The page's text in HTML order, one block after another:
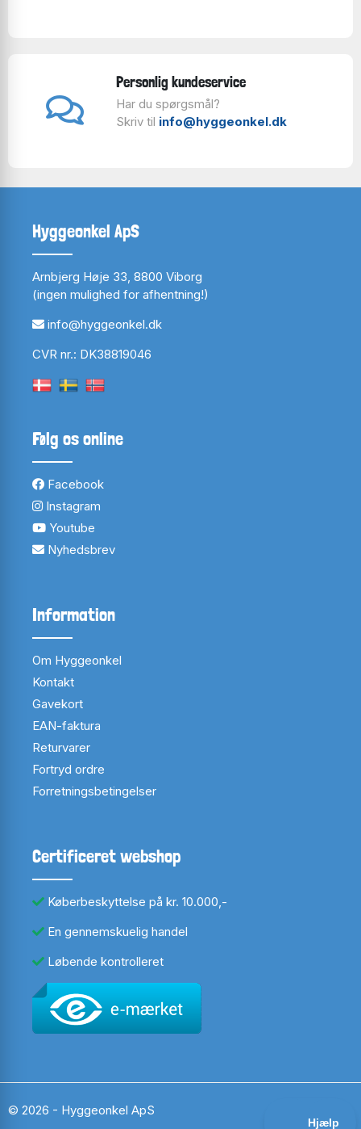
Personlig kundeservice
Har du spørgsmål?
Skriv til info@hyggeonkel.dk
Hyggeonkel ApS
Arnbjerg Høje 33, 8800 Viborg
(ingen mulighed for afhentning!)
info@hyggeonkel.dk
CVR nr.: DK38819046
Følg os online
Facebook
Instagram
Youtube
Nyhedsbrev
Information
Om Hyggeonkel
Kontakt
Gavekort
EAN-faktura
Returvarer
Fortryd ordre
Forretningsbetingelser
Certificeret webshop
Køberbeskyttelse på kr. 10.000,-
En gennemskuelig handel
Løbende kontrolleret
© 2026 - Hyggeonkel ApS